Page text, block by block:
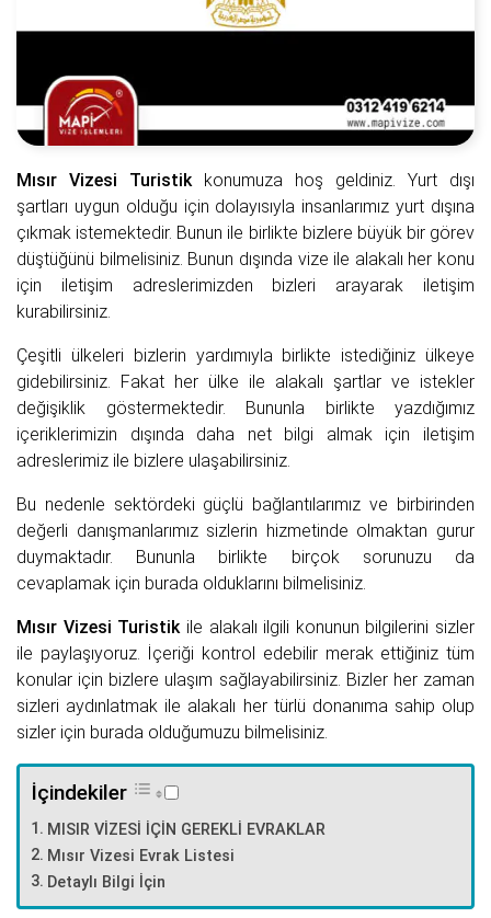
Mısır Vizesi Turistik konumuza hoş geldiniz. Yurt dışı
şartları uygun olduğu için dolayısıyla insanlarımız yurt dışına
çıkmak istemektedir. Bunun ile birlikte bizlere büyük bir görev
düştüğünü bilmelisiniz. Bunun dışında vize ile alakalı her konu
için iletişim adreslerimizden bizleri arayarak iletişim
kurabilirsiniz.
Çeşitli ülkeleri bizlerin yardımıyla birlikte istediğiniz ülkeye
gidebilirsiniz. Fakat her ülke ile alakalı şartlar ve istekler
değişiklik göstermektedir. Bununla birlikte yazdığımız
içeriklerimizin dışında daha net bilgi almak için iletişim
adreslerimiz ile bizlere ulaşabilirsiniz.
Bu nedenle sektördeki güçlü bağlantılarımız ve birbirinden
değerli danışmanlarımız sizlerin hizmetinde olmaktan gurur
duymaktadır. Bununla birlikte birçok sorunuzu da
cevaplamak için burada olduklarını bilmelisiniz.
Mısır Vizesi Turistikile alakalı ilgili konunun bilgilerini sizler
ile paylaşıyoruz. İçeriği kontrol edebilir merak ettiğiniz tüm
konular için bizlere ulaşım sağlayabilirsiniz. Bizler her zaman
sizleri aydınlatmak ile alakalı her türlü donanıma sahip olup
sizler için burada olduğumuzu bilmelisiniz.
İçindekiler
MISIR VİZESİ İÇİN GEREKLİ EVRAKLAR
Mısır Vizesi Evrak Listesi
Detaylı Bilgi İçin